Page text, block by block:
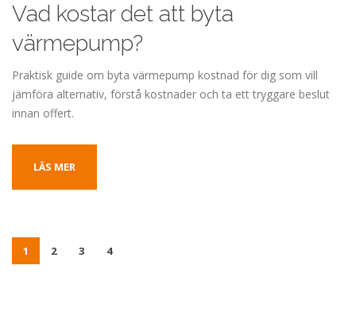
Vad kostar det att byta
värmepump?
Praktisk guide om byta värmepump kostnad för dig som vill
jämföra alternativ, förstå kostnader och ta ett tryggare beslut
innan offert.
LÄS MER
1 2 3 4